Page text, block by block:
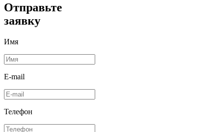
Отправьте
заявку
Имя
E-mail
Телефон